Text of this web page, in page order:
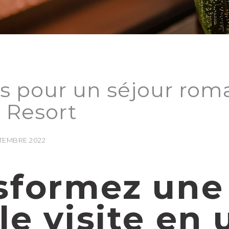
pour un séjour
Resort
2022
une
visite en